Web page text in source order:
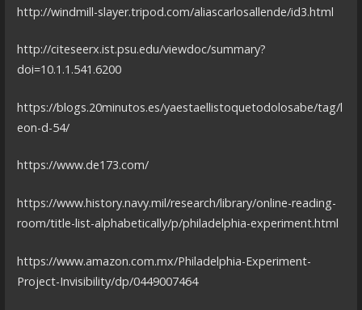
http://windmill-slayer.tripod.com/aliascarlosallende/id3.html
http://citeseerx.ist.psu.edu/viewdoc/summary?
doi=10.1.1.541.6200
https://blogs.20minutos.es/yaestaellistoquetodolosabe/tag/l
eon-d-54/
https://www.de173.com/
https://www.history.navy.mil/research/library/online-reading-
room/title-list-alphabetically/p/philadelphia-experiment.html
https://www.amazon.com.mx/Philadelphia-Experiment-
Project-Invisibility/dp/0449007464